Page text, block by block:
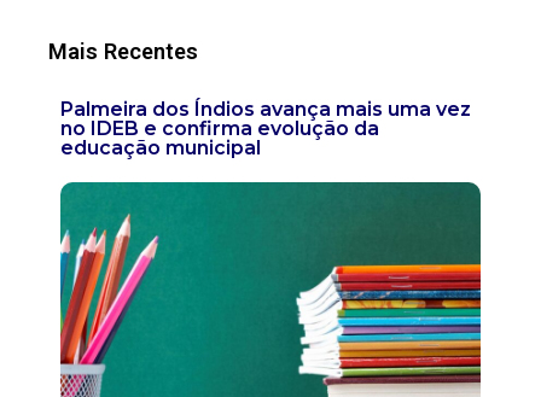
Mais Recentes
Palmeira dos Índios avança mais uma vez
no IDEB e confirma evolução da
educação municipal